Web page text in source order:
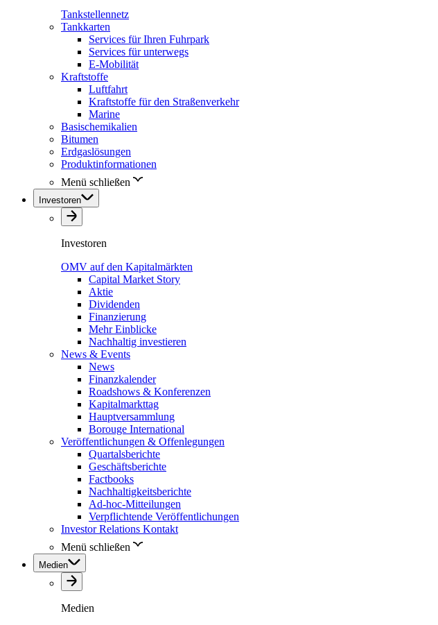
Tankstellennetz
Tankkarten
Services für Ihren Fuhrpark
Services für unterwegs
E-Mobilität
Kraftstoffe
Luftfahrt
Kraftstoffe für den Straßenverkehr
Marine
Basischemikalien
Bitumen
Erdgaslösungen
Produktinformationen
Menü schließen
Investoren
Investoren
OMV auf den Kapitalmärkten
Capital Market Story
Aktie
Dividenden
Finanzierung
Mehr Einblicke
Nachhaltig investieren
News & Events
News
Finanzkalender
Roadshows & Konferenzen
Kapitalmarkttag
Hauptversammlung
Borouge International
Veröffentlichungen & Offenlegungen
Quartalsberichte
Geschäftsberichte
Factbooks
Nachhaltigkeitsberichte
Ad-hoc-Mitteilungen
Verpflichtende Veröffentlichungen
Investor Relations Kontakt
Menü schließen
Medien
Medien